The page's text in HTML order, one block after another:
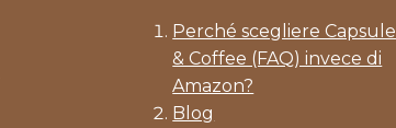
Perché scegliere Capsule
& Coffee (FAQ) invece di
Amazon?
Blog